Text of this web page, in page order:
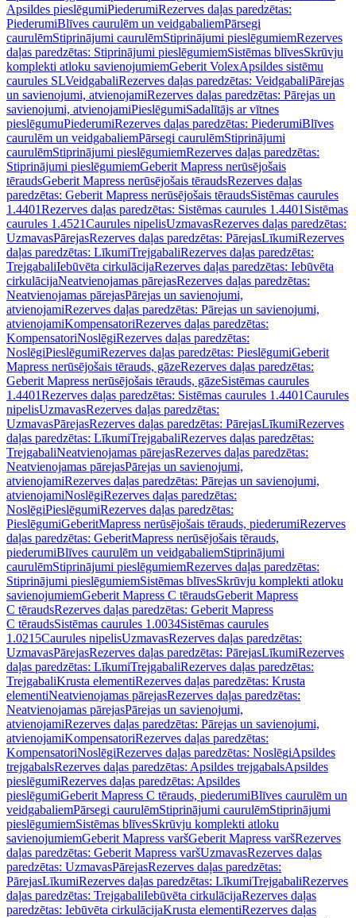
Apsildes pieslēgumiPiederumiRezerves daļas paredzētas:
PiederumiBlīves caurulēm un veidgabaliemPārsegi
caurulēmStiprinājumi caurulēmStiprinājumi pieslēgumiemRezerves
daļas paredzētas: Stiprinājumi pieslēgumiemSistēmas blīvesSkrūvju
komplekti atloku savienojumiemGeberit VolexApsildes sistēmu
caurules SLVeidgabaliRezerves daļas paredzētas: VeidgabaliPārejas
un savienojumi, atvienojamiRezerves daļas paredzētas: Pārejas un
savienojumi, atvienojamiPieslēgumiSadalītājs ar vītnes
pieslēgumuPiederumiRezerves daļas paredzētas: PiederumiBlīves
caurulēm un veidgabaliemPārsegi caurulēmStiprinājumi
caurulēmStiprinājumi pieslēgumiemRezerves daļas paredzētas:
Stiprinājumi pieslēgumiemGeberit Mapress nerūsējošais
tēraudsGeberit Mapress nerūsējošais tēraudsRezerves daļas
paredzētas: Geberit Mapress nerūsējošais tēraudsSistēmas caurules
1.4401Rezerves daļas paredzētas: Sistēmas caurules 1.4401 Sistēmas
caurules 1.4521Caurules nipelisUzmavasRezerves daļas paredzētas:
UzmavasPārejasRezerves daļas paredzētas: PārejasLīkumiRezerves
daļas paredzētas: LīkumiTrejgabaliRezerves daļas paredzētas:
TrejgabaliIebūvēta cirkulācijaRezerves daļas paredzētas: Iebūvēta
cirkulācijaNeatvienojamas pārejasRezerves daļas paredzētas:
Neatvienojamas pārejasPārejas un savienojumi,
atvienojamiRezerves daļas paredzētas: Pārejas un savienojumi,
atvienojamiKompensatoriRezerves daļas paredzētas:
KompensatoriNoslēgiRezerves daļas paredzētas:
NoslēgiPieslēgumiRezerves daļas paredzētas: PieslēgumiGeberit
Mapress nerūsējošais tērauds, gāzeRezerves daļas paredzētas:
Geberit Mapress nerūsējošais tērauds, gāzeSistēmas caurules
1.4401Rezerves daļas paredzētas: Sistēmas caurules 1.4401Caurules
nipelisUzmavasRezerves daļas paredzētas:
UzmavasPārejasRezerves daļas paredzētas: PārejasLīkumiRezerves
daļas paredzētas: LīkumiTrejgabaliRezerves daļas paredzētas:
TrejgabaliNeatvienojamas pārejasRezerves daļas paredzētas:
Neatvienojamas pārejasPārejas un savienojumi,
atvienojamiRezerves daļas paredzētas: Pārejas un savienojumi,
atvienojamiNoslēgiRezerves daļas paredzētas:
NoslēgiPieslēgumiRezerves daļas paredzētas:
PieslēgumiGeberitMapress nerūsējošais tērauds, piederumiRezerves
daļas paredzētas: GeberitMapress nerūsējošais tērauds,
piederumiBlīves caurulēm un veidgabaliemStiprinājumi
caurulēmStiprinājumi pieslēgumiemRezerves daļas paredzētas:
Stiprinājumi pieslēgumiemSistēmas blīvesSkrūvju komplekti atloku
savienojumiemGeberit Mapress C tēraudsGeberit Mapress
C tēraudsRezerves daļas paredzētas: Geberit Mapress
C tēraudsSistēmas caurules 1.0034Sistēmas caurules
1.0215Caurules nipelisUzmavasRezerves daļas paredzētas:
UzmavasPārejasRezerves daļas paredzētas: PārejasLīkumiRezerves
daļas paredzētas: LīkumiTrejgabaliRezerves daļas paredzētas:
TrejgabaliKrusta elementiRezerves daļas paredzētas: Krusta
elementiNeatvienojamas pārejasRezerves daļas paredzētas:
Neatvienojamas pārejasPārejas un savienojumi,
atvienojamiRezerves daļas paredzētas: Pārejas un savienojumi,
atvienojamiKompensatoriRezerves daļas paredzētas:
KompensatoriNoslēgiRezerves daļas paredzētas: NoslēgiApsildes
trejgabalsRezerves daļas paredzētas: Apsildes trejgabalsApsildes
pieslēgumiRezerves daļas paredzētas: Apsildes
pieslēgumiGeberit Mapress C tērauds, piederumiBlīves caurulēm un
veidgabaliemPārsegi caurulēmStiprinājumi caurulēmStiprinājumi
pieslēgumiemSistēmas blīvesSkrūvju komplekti atloku
savienojumiemGeberit Mapress varšGeberit Mapress varšRezerves
daļas paredzētas: Geberit Mapress varšUzmavasRezerves daļas
paredzētas: UzmavasPārejasRezerves daļas paredzētas:
PārejasLīkumiRezerves daļas paredzētas: LīkumiTrejgabaliRezerves
daļas paredzētas: TrejgabaliIebūvēta cirkulācijaRezerves daļas
paredzētas: Iebūvēta cirkulācijaKrusta elementiRezerves daļas